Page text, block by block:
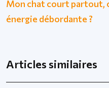
Mon chat court partout,
énergie débordante ?
Articles similaires